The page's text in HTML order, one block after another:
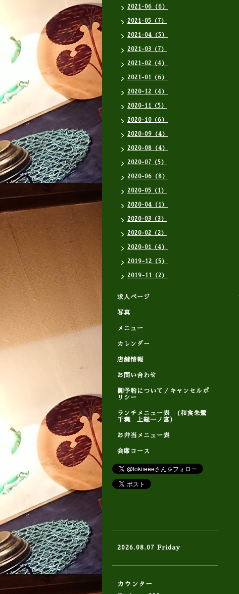
2021-06（6）
2021-05（7）
2021-04（5）
2021-03（7）
2021-02（4）
2021-01（6）
2020-12（4）
2020-11（5）
2020-10（6）
2020-09（4）
2020-08（4）
2020-07（5）
2020-06（8）
2020-05（1）
2020-04（1）
2020-03（3）
2020-02（2）
2020-01（4）
2019-12（5）
2019-11（2）
求人ページ
写真
メニュー
カレンダー
店舗情報
お問い合わせ
御予約について／キャンセルポ
リシー
ランチメニュー表 (和食朱鷺
千葉 上総一ノ宮）
お弁当メニュー表
会席コース
2026.08.07 Friday
カウンター